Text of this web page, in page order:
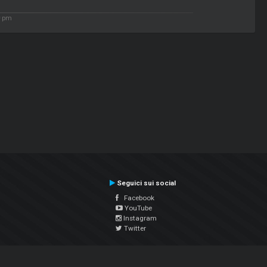
pm
Seguici sui social
Facebook
YouTube
Instagram
Twitter